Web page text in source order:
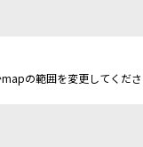
の範囲を変更してくださ